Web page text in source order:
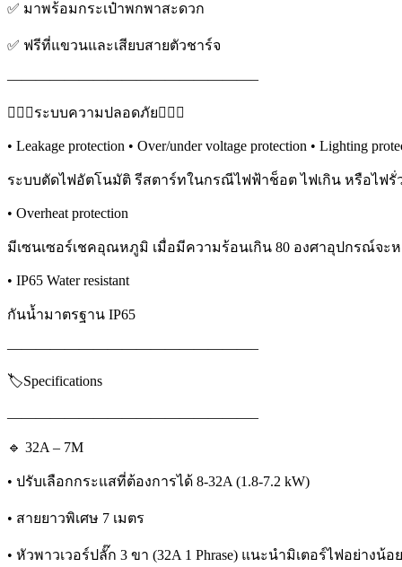
✅ มาพร้อมกระเป๋าพกพาสะดวก
✅ ฟรีที่แขวนและเสียบสายตัวชาร์จ
—————————————————–
👷🏻‍♂️ระบบความปลอดภัย👷🏻‍♂️
• Leakage protection • Over/under voltage protection • Lighting
ระบบตัดไฟอัตโนมัติ รีสตาร์ทในกรณีไฟฟ้าช็อต ไฟเกิน หรือไฟ
• Overheat protection
มีเซนเซอร์เชคอุณหภูมิ เมื่อมีความร้อนเกิน 80 องศาอุปกรณ์จ
• IP65 Water resistant
กันน้ำมาตรฐาน IP65
—————————————————–
🏷️Specifications
—————————————————–
🔹 32A – 7M
• ปรับเลือกกระแสที่ต้องการได้ 8-32A (1.8-7.2 kW)
• สายยาวพิเศษ 7 เมตร
• หัวพาวเวอร์ปลั๊ก 3 ขา (32A 1 Phrase) แนะนำมิเตอร์ไฟอย่างน้อ